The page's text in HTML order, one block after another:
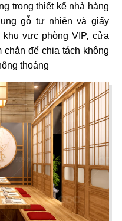
trong thiết kế nhà hàng
gỗ tự nhiên và giấy
vực phòng VIP, cửa
chắn để chia tách không
thoáng
XƯA - BERLIN
hàng Việt
ZONE
Bingsu & Cafe